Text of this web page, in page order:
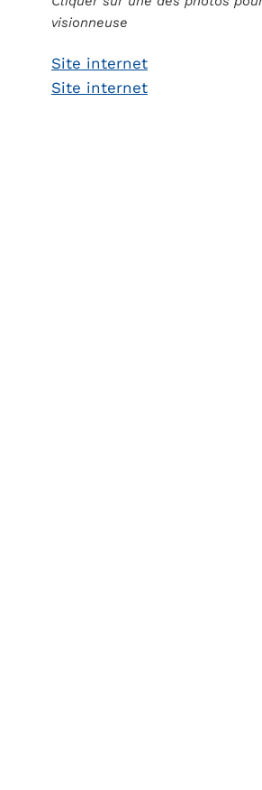
visionneuse
Site internet
Site internet